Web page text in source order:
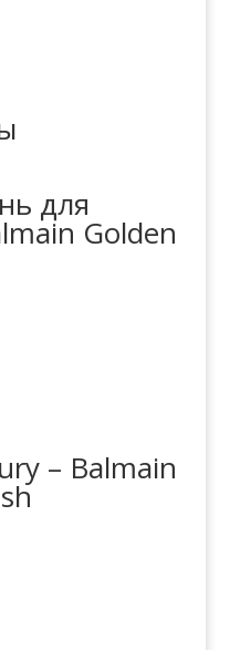
для
Golden
– Balmain